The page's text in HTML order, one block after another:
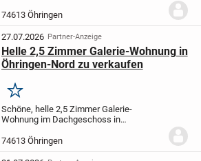
Sie freundlich empfängt. Hier ist
ausreichend Platz für eine Garderobe,
einen Spiegel...
74613 Öhringen
27.07.2026 Partner-Anzeige
Helle 2,5 Zimmer Galerie-Wohnung in
Öhringen-Nord zu verkaufen
Merken
Schöne, helle 2,5 Zimmer Galerie-
Wohnung im Dachgeschoss in
verkaufen. Die Wohnung liegt in einer
Wohnanlage mit insgesamt 38
74613 Öhringen